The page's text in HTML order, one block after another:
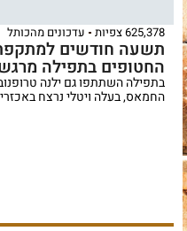
625,378 צפיות עדכונים מהכותל
תשעה חודשים
החטופים בתפילה
החמאס, בעלה ויטלי נרצח